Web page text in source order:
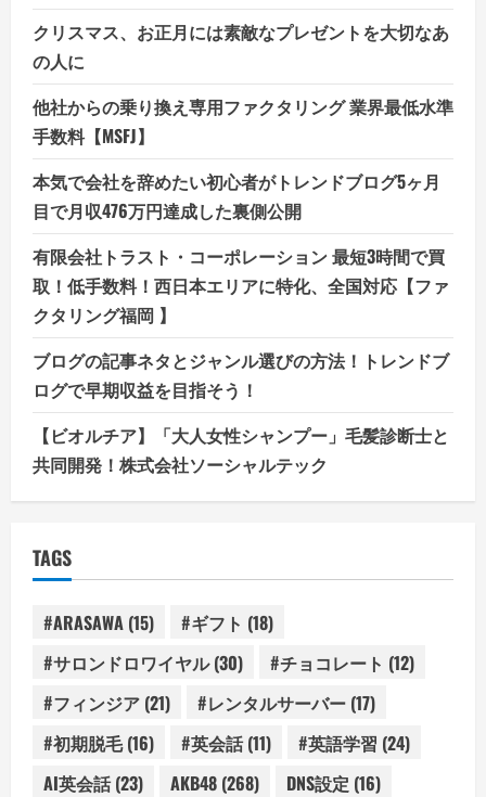
クリスマス、お正月には素敵なプレゼントを大切なあ
の人に
他社からの乗り換え専用ファクタリング 業界最低水準
手数料【MSFJ】
本気で会社を辞めたい初心者がトレンドブログ5ヶ月
目で月収476万円達成した裏側公開
有限会社トラスト・コーポレーション 最短3時間で買
取！低手数料！西日本エリアに特化、全国対応【ファ
クタリング福岡 】
ブログの記事ネタとジャンル選びの方法！トレンドブ
ログで早期収益を目指そう！
【ビオルチア】「大人女性シャンプー」毛髪診断士と
共同開発！株式会社ソーシャルテック
TAGS
#ARASAWA (15) #ギフト (18)
#サロンドロワイヤル(30) #チョコレート (12)
#フィンジア (21) #レンタルサーバー (17)
#初期脱毛(16) #英会話(11) #英語学習 (24)
AI英会話(23) AKB48 (268) DNS設定 (16)